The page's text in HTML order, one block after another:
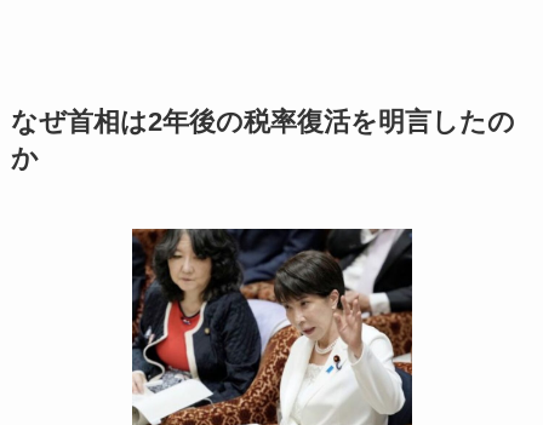
なぜ首相は2年後の税率復活を明言したの
か